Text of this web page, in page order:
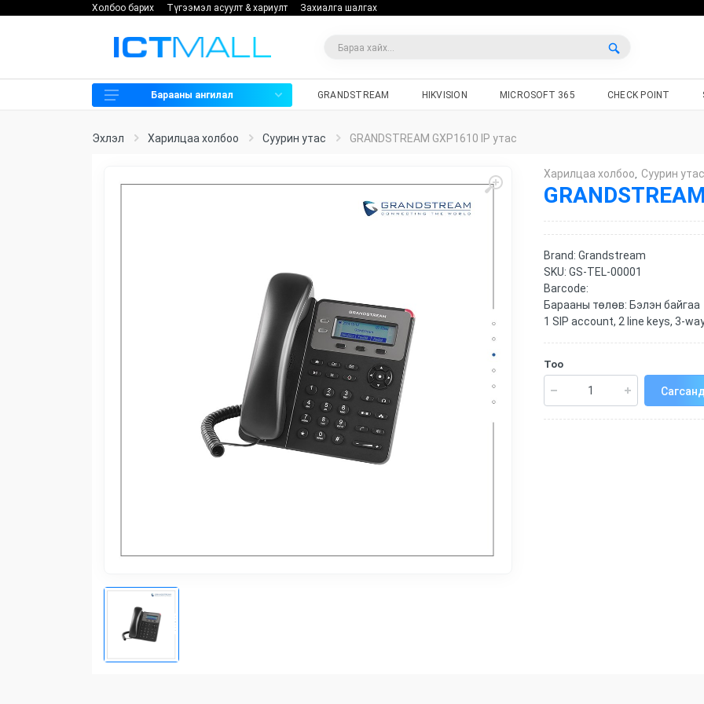
Холбоо барих Түгээмэл асуулт & хариулт Захиалга шалгах
Барааны ангилал GRANDSTREAM HIKVISION MICROSOFT 365 CHECK POINT
Эхлэл Харилцаа холбоо Cуурин утас GRANDSTREAM GXP1610 IP утас
Харилцаа холбоо, Cуурин утас
Brand: Grandstream
SKU: GS-TEL-00001
Barcode:
Барааны төлөв: Бэлэн байгаа
1 SIP account, 2 line keys, 3-
Тоо